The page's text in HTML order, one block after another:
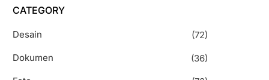
CATEGORY
Desain
(72)
Dokumen
(36)